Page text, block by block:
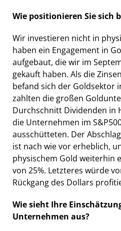
Wie positionieren Sie sich
Wir investieren nicht in
haben ein Engagement in
aufgebaut, die wir im
gekauft haben. Als die
befand sich der Goldsektor
zahlten die großen
Durchschnitt Dividenden in
die Unternehmen im
ausschütteten. Der
ist nach wie vor erheblich,
physischem Gold weiterhin
von 25%. Letzteres würde
Rückgang des Dollars
Wie sieht Ihre
Unternehmen aus?